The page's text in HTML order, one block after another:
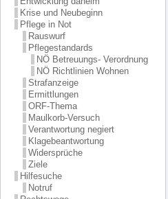
Krise und Neubeginn
Pflege in Not
Rauswurf
Pflegestandards
NÖ Betreuungs- Verordnung
NÖ Richtlinien Wohnen
Strafanzeige
Ermittlungen
ORF-Thema
Maulkorb-Versuch
Verantwortung negiert
Klagebeantwortung
Widersprüche
Ziele
Hilfesuche
Notruf